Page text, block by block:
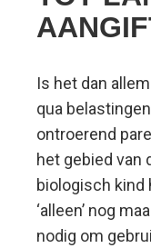
Is het dan
qua
ontroerend
het gebied van
biologisch kind
‘alleen’ nog
nodig om